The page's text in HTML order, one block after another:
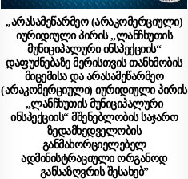
,,არასამეწარმეო (არაკომერციული)
იურიდიული პირის „ლანჩხუთის
მუნიციპალური ინსპექციის“
დაფუძნებაზე მერისთვის თანხმობის
მიცემისა და არასამეწარმეო
(არაკომერციული) იურიდიული პირის
„ლანჩხუთის მუნიციპალური
ინსპექციის“ მშენებლობის საჯარო
ზედამხედველობის
განმახორციელებელ
ადმინისტრაციული ორგანოდ
განსაზღვრის შესახებ”